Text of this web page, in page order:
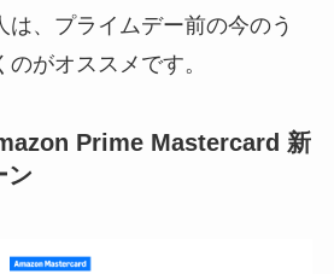
は、プライムデー前の今のう
がオススメです。
Prime Mastercard 新
ン